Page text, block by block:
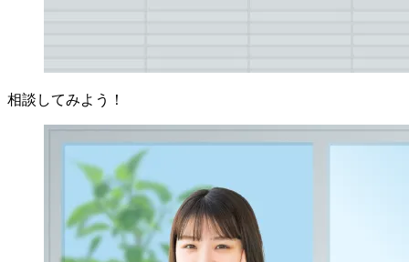
相談してみよう！